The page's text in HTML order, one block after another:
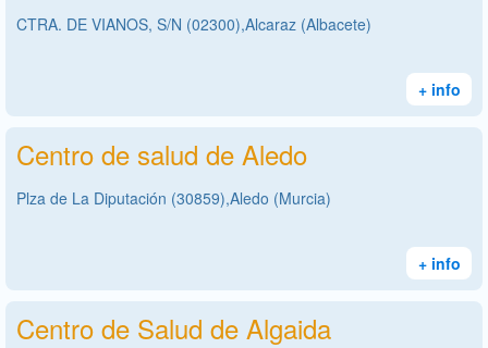
CTRA. DE VIANOS, S/N (02300),Alcaraz (Albacete)
+ info
Centro de salud de Aledo
Plza de La Diputación (30859),Aledo (Murcia)
+ info
Centro de Salud de Algaida